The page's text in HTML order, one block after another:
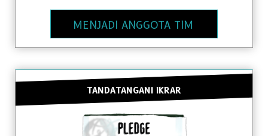
MENJADI ANGGOTA TIM
TANDATANGANI IKRAR